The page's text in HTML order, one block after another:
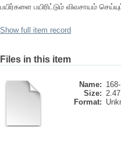
பயிர்களை பயிரிட்டும் விவசாயம்
Show full item record
Files in this item
Name:
Size:
Format: